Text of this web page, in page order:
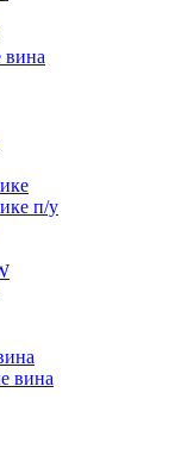
вина
п/у
вина